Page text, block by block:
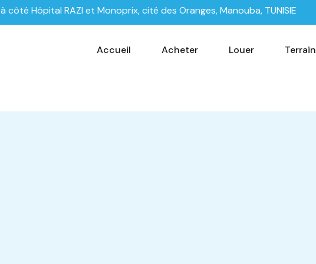
à côté Hôpital RAZI et Monoprix, cité des Oranges, Manouba, TUNISIE
Accueil Acheter Louer Terrain